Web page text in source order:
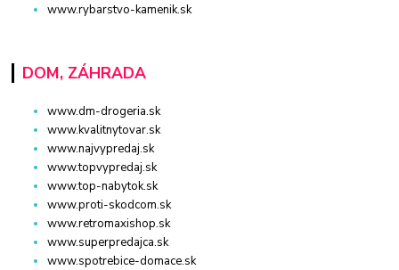
www.rybarstvo-kamenik.sk
DOM, ZÁHRADA
www.dm-drogeria.sk
www.kvalitnytovar.sk
www.najvypredaj.sk
www.topvypredaj.sk
www.top-nabytok.sk
www.proti-skodcom.sk
www.retromaxishop.sk
www.superpredajca.sk
www.spotrebice-domace.sk